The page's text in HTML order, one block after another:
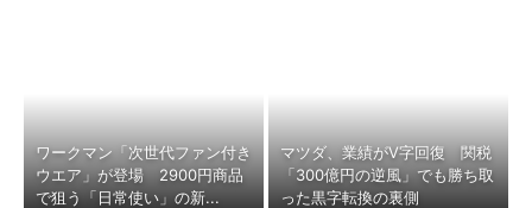
ワークマン「次世代ファン付き
ウエア」が登場 2900円商品
で狙う「日常使い」の新...
マツダ、業績がV字回復 関税
「300億円の逆風」でも勝ち取
った黒字転換の裏側